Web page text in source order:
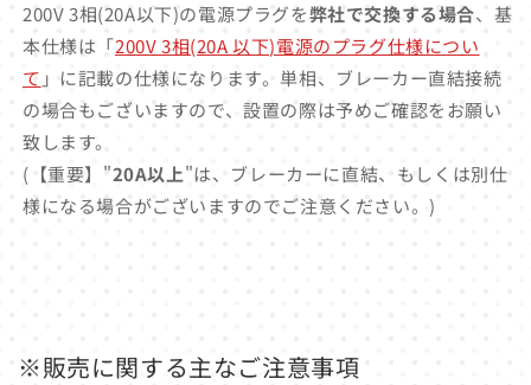
200V 3相(20A以下)の電源プラグを弊社で交換する場合、基
本仕様は「200V 3相(20A 以下)電源のプラグ仕様につい
て 」に記載の仕様になります。単相、ブレーカー直結接続
の場合もございますので、設置の際は予めご確認をお願い
致します。
(【重要】"20A以上"は、ブレーカーに直結、もしくは別仕
様になる場合がございますのでご注意ください。)
※販売に関する主なご注意事項